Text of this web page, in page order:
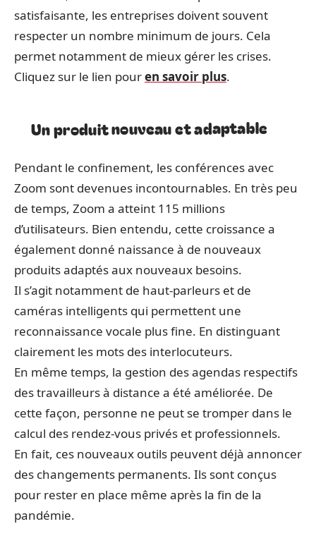
satisfaisante, les entreprises doivent souvent
respecter un nombre minimum de jours. Cela
permet notamment de mieux gérer les crises.
Cliquez sur le lien pouren savoir plus.
Un produit nouveau et adaptable
Pendant le confinement, les conférences avec
Zoom sont devenues incontournables. En très peu
de temps, Zoom a atteint 115 millions
d’utilisateurs. Bien entendu, cette croissance a
également donné naissance à de nouveaux
produits adaptés aux nouveaux besoins.
Il s’agit notamment de haut-parleurs et de
caméras intelligents qui permettent une
reconnaissance vocale plus fine. En distinguant
clairement les mots des interlocuteurs.
En même temps, la gestion des agendas respectifs
des travailleurs à distance a été améliorée. De
cette façon, personne ne peut se tromper dans le
calcul des rendez-vous privés et professionnels.
En fait, ces nouveaux outils peuvent déjà annoncer
des changements permanents. Ils sont conçus
pour rester en place même après la fin de la
pandémie.